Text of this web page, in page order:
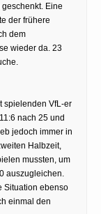
Eine
der frühere
dem
wieder da. 23
spielenden VfL-er
nach 25 und
jedoch immer in
Halbzeit,
mussten, um
auszugleichen.
Situation ebenso
einmal den